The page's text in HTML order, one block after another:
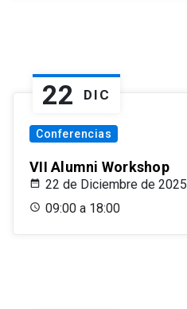
22 DIC
Conferencias
VII Alumni Workshop
22 de Diciembre de 2025
09:00 a 18:00